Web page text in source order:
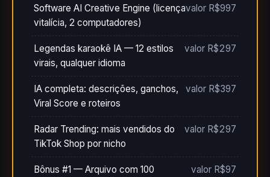
Software AI Creative Engine (licença
vitalícia, 2 computadores)
valor R$997
Legendas karaokê IA — 12 estilos
virais, qualquer idioma
valor R$297
IA completa: descrições, ganchos,
Viral Score e roteiros
valor R$397
Radar Trending: mais vendidos do
TikTok Shop por nicho
valor R$297
Bônus #1 — Arquivo com 100 valor R$97